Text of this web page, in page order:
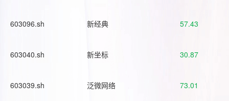
603096.sh 新经典 57.43
603040.sh 新坐标 30.87
603039.sh 泛微网络 73.01